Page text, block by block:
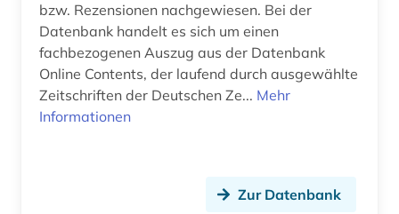
bzw. Rezensionen nachgewiesen. Bei der
Datenbank handelt es sich um einen
fachbezogenen Auszug aus der Datenbank
Online Contents, der laufend durch ausgewählte
Zeitschriften der Deutschen Ze... Mehr
Informationen
Zur Datenbank